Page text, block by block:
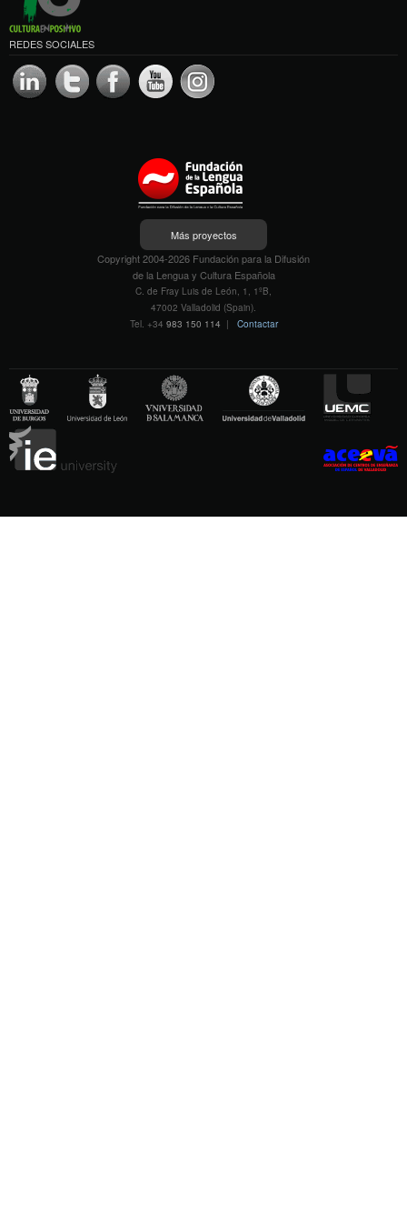
REDES SOCIALES
Más proyectos
Copyright 2004-2026 Fundación para la Difusión
de la Lengua y Cultura Española
C. de Fray Luis de León, 1, 1ºB,
47002 Valladolid (Spain).
Tel. +34 983 150 114 | Contactar